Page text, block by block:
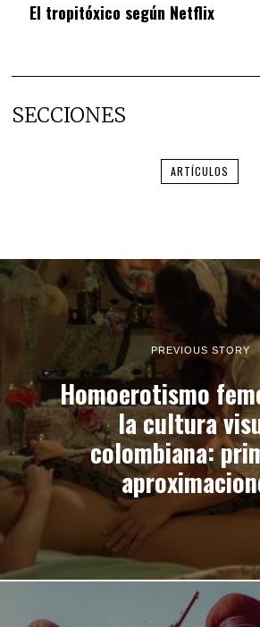
El tropitóxico según Netflix
SECCIONES
ARTÍCULOS
PREVIOUS STORY
Homoerotismo
la cultura
colombiana: